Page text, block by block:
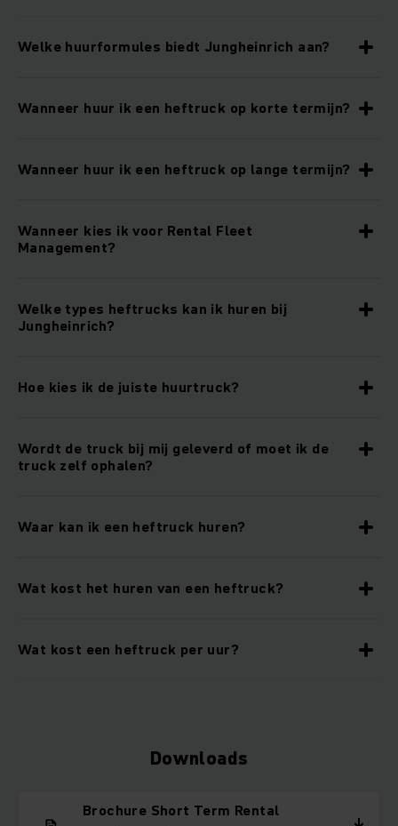
Welke huurformules biedt Jungheinrich aan?
Wanneer huur ik een heftruck op korte termijn?
Wanneer huur ik een heftruck op lange termijn?
Wanneer kies ik voor Rental Fleet
Management?
Welke types heftrucks kan ik huren bij
Jungheinrich?
Hoe kies ik de juiste huurtruck?
Wordt de truck bij mij geleverd of moet ik de
truck zelf ophalen?
Waar kan ik een heftruck huren?
Wat kost het huren van een heftruck?
Wat kost een heftruck per uur?
Downloads
Brochure Short Term Rental